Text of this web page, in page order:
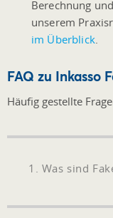
Berechnung
unserem
im Überblick.
FAQ zu Inkasso
Häufig gestellte
1. Was sind